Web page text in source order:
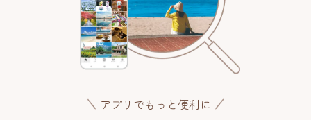
アプリでもっと便利に